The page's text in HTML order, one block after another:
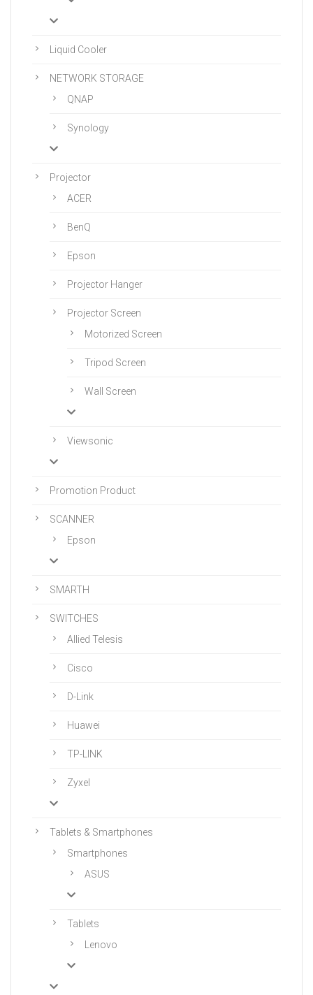
Liquid Cooler
NETWORK STORAGE
QNAP
Synology
Projector
ACER
BenQ
Epson
Projector Hanger
Projector Screen
Motorized Screen
Tripod Screen
Wall Screen
Viewsonic
Promotion Product
SCANNER
Epson
SMARTH
SWITCHES
Allied Telesis
Cisco
D-Link
Huawei
TP-LINK
Zyxel
Tablets & Smartphones
Smartphones
ASUS
Tablets
Lenovo